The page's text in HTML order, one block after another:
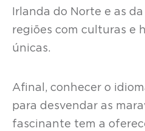
Irlanda do Norte e as
regiões com culturas e
únicas.
Afinal, conhecer o
para desvendar as
fascinante tem a